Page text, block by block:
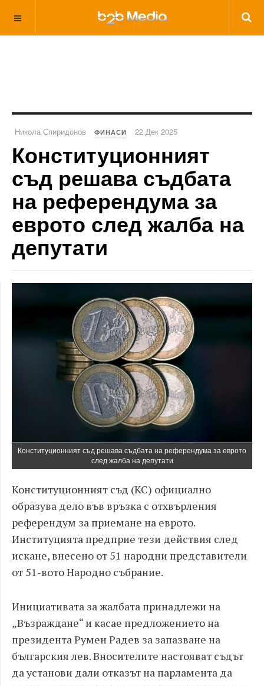
Никола Спиридонов ФИНАСИ 22 Дек 2025
Конституционният
съд решава съдбата
на референдума за
еврото след жалба на
депутати
Конституционният съд решава съдбата на референдума за еврото
след жалба на депутати
Конституционният съд (КС) официално
образува дело във връзка с отхвърления
референдум за приемане на еврото.
Институцията предприе тези действия след
искане, внесено от 51 народни представители
от 51-вото Народно събрание.
Инициативата за жалбата принадлежи на
„Възраждане“ и касае предложението на
президента Румен Радев за запазване на
българския лев. Вносителите настояват съдът
да установи дали отказът на парламента да